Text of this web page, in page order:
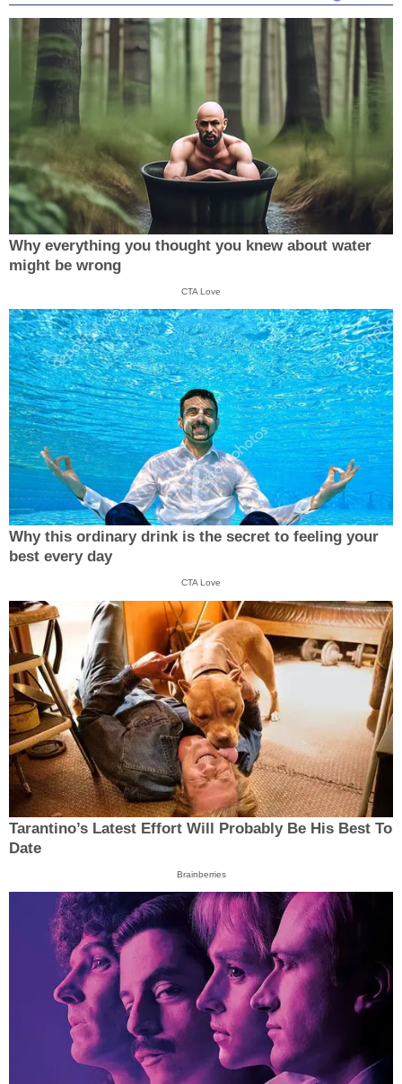
Why everything you thought you knew about water
might be wrong
CTA Love
Why this ordinary drink is the secret to feeling your
best every day
CTA Love
Tarantino’s Latest Effort Will Probably Be His Best To
Date
Brainberries